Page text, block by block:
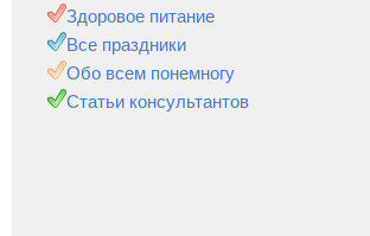
Здоровое питание
Все праздники
Обо всем понемногу
Статьи консультантов